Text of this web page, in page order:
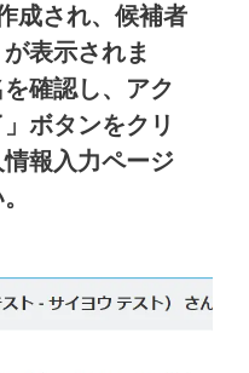
成され、候補者
表示されま
確認し、アク
ボタンをクリ
報入力ページ